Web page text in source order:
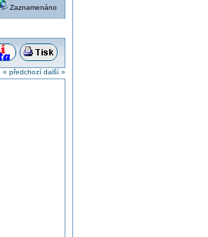
Zaznamenáno
« předchozí další »